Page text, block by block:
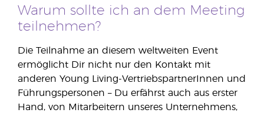
Warum sollte ich an dem Meeting
teilnehmen?
Die Teilnahme an diesem weltweiten Event
ermöglicht Dir nicht nur den Kontakt mit
anderen Young Living-VertriebspartnerInnen und
Führungspersonen – Du erfährst auch aus erster
Hand, von Mitarbeitern unseres Unternehmens,